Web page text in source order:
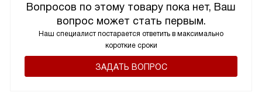
Вопросов по этому товару пока нет, Ваш
вопрос может стать первым.
Наш специалист постарается ответить в максимально
короткие сроки
ЗАДАТЬ ВОПРОС